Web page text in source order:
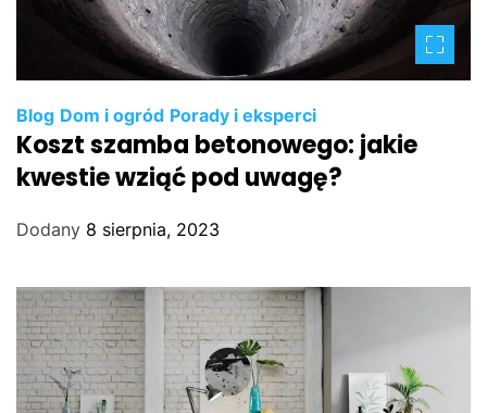
Blog Dom i ogród Porady i eksperci
Koszt szamba betonowego: jakie
kwestie wziąć pod uwagę?
Dodany 8 sierpnia, 2023